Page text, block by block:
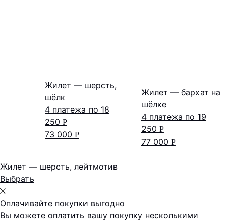
Жилет — шерсть,
шёлк
4 платежа по 18
250 Р
73 000 Р
Жилет — бархат на
шёлке
4 платежа по 19
250 Р
77 000 Р
Жилет — шерсть, лейтмотив
Выбрать
Оплачивайте покупки выгодно
Вы можете оплатить вашу покупку несколькими